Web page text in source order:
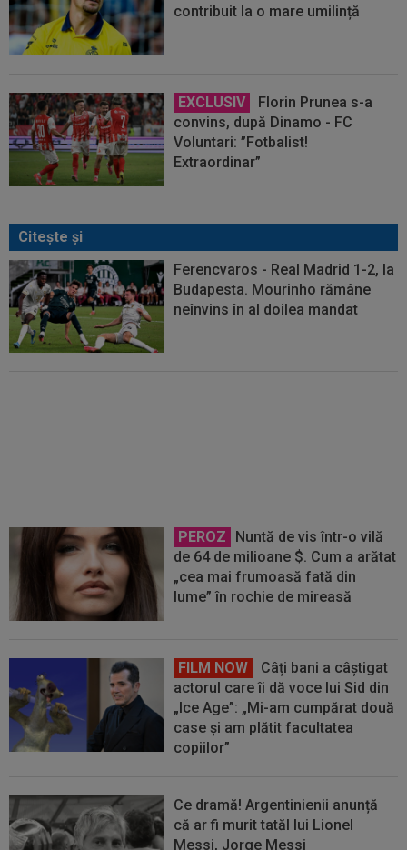
contribuit la o mare umilință
EXCLUSIV
Florin Prunea s-a
convins, după Dinamo - FC
Voluntari: ”Fotbalist!
Extraordinar”
Citeşte şi
Ferencvaros - Real Madrid 1-2, la
Budapesta. Mourinho rămâne
neînvins în al doilea mandat
PEROZ
Nuntă de vis într-o vilă
de 64 de milioane $. Cum a arătat
„cea mai frumoasă fată din
lume” în rochie de mireasă
FILM NOW
Câți bani a câștigat
actorul care îi dă voce lui Sid din
„Ice Age”: „Mi-am cumpărat două
case și am plătit facultatea
copiilor”
Ce dramă! Argentinienii anunță
că ar fi murit tatăl lui Lionel
Messi, Jorge Messi